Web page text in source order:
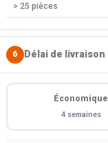
> 25 pièces
6 Délai de livraison
Économique
4 semaines